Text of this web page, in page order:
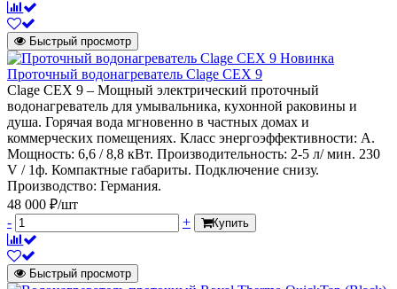
Быстрый просмотр
Новинка
Проточный водонагреватель Clage CEX 9
Clage CEX 9 – Мощный электрический проточный
водонагреватель для умывальника, кухонной раковины и
душа. Горячая вода мгновенно в частных домах и
коммерческих помещениях. Класс энергоэффективности: А.
Мощность: 6,6 / 8,8 кВт. Производительность: 2-5 л/ мин. 230
V / 1ф. Компактные габариты. Подключение снизу.
Производство: Германия.
48 000 ₽/шт
-
+ Купить
Быстрый просмотр